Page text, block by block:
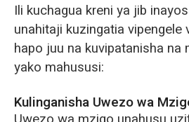
Ili kuchagua kreni ya jib
unahitaji kuzingatia
hapo juu na kuvipatanisha na
yako mahususi:
Kulinganisha Uwezo wa